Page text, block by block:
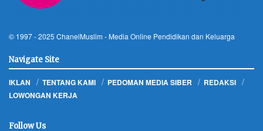
© 1997 - 2025 ChanelMuslim - Media Online Pendidikan dan Keluarga
Navigate Site
IKLAN TENTANG KAMI PEDOMAN MEDIA SIBER
REDAKSI
LOWONGAN KERJA
Follow Us